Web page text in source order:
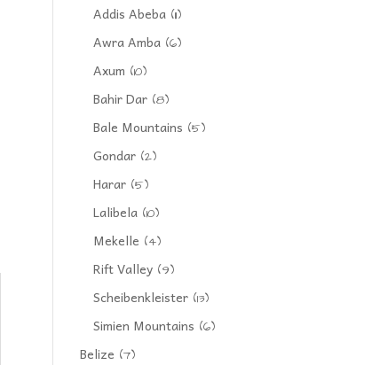
Addis Abeba (11)
Awra Amba (6)
Axum (10)
Bahir Dar (8)
Bale Mountains (5)
Gondar (2)
Harar (5)
Lalibela (10)
Mekelle (4)
Rift Valley (9)
Scheibenkleister (13)
Simien Mountains (6)
Belize (7)